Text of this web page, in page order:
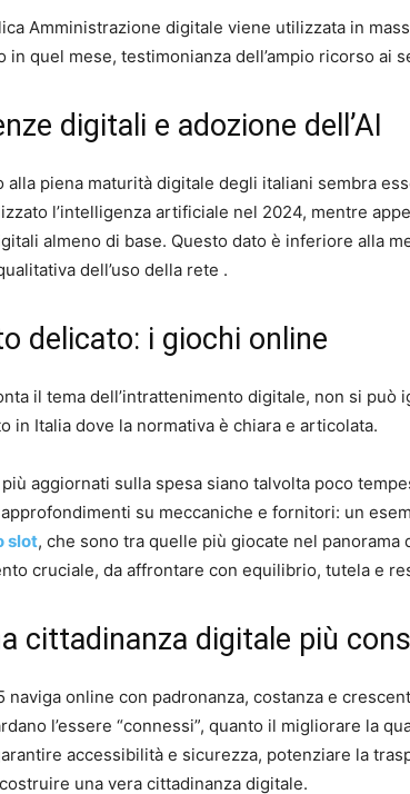
Amministrazione digitale viene utilizzata in
in quel mese, testimonianza dell’ampio ricorso ai
digitali e adozione dell’AI
alla piena maturità digitale degli italiani sembra
l’intelligenza artificiale nel 2024, mentre
almeno di base. Questo dato è inferiore alla
dell’uso della rete .
delicato: i giochi online
il tema dell’intrattenimento digitale, non si
in Italia dove la normativa è chiara e articolata.
aggiornati sulla spesa siano talvolta poco
su meccaniche e fornitori: un
slot, che sono tra quelle più giocate nel panorama
cruciale, da affrontare con equilibrio, tutela e
cittadinanza digitale più
naviga online con padronanza, costanza e
l’essere “connessi”, quanto il migliorare la
accessibilità e sicurezza, potenziare la
una vera cittadinanza digitale.